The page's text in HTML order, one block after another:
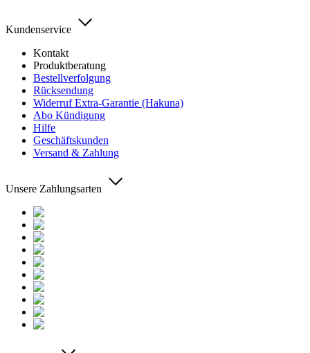
Kundenservice
Kontakt
Produktberatung
Bestellverfolgung
Rücksendung
Widerruf Extra-Garantie (Hakuna)
Abo Kündigung
Hilfe
Geschäftskunden
Versand & Zahlung
Unsere Zahlungsarten